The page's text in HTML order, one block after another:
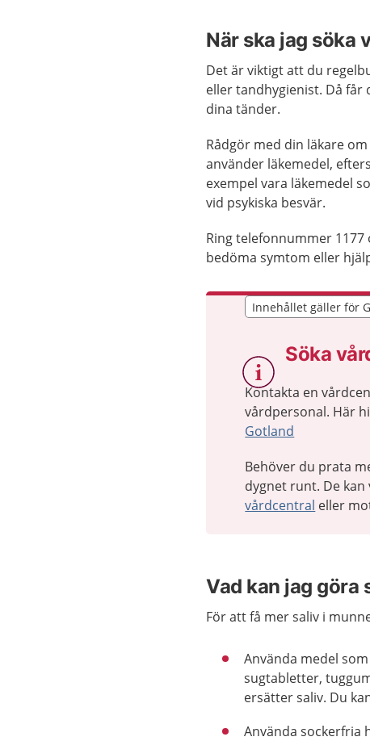
När ska jag söka
Det är viktigt att du
eller tandhygienist. Då får
dina tänder.
Rådgör med din läkare
använder läkemedel,
exempel vara läkemedel
vid psykiska besvär.
Ring telefonnummer
bedöma symtom eller
Innehållet gäller för
Innehållet gäller för
Söka
Kontakta en
vårdpersonal. Här
Gotland
Behöver du prata
dygnet runt. De
vårdcentral eller
Vad kan jag göra
För att få mer saliv i
Använda medel
sugtabletter,
ersätter saliv. Du
Använda sockerfria